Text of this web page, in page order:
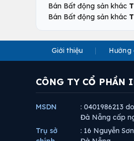
Bán Bất động sản khác
Bán Bất động sản khác
Giới thiệu Hướng
CÔNG TY CỔ PHẦN
MSDN
: 0401986213
Đà Nẵng cấp
Trụ sở
: 16 Nguyễn